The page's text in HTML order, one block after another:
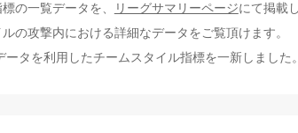
の一覧データを、
リーグサマリーページにて掲載
の攻撃内における詳細なデータをご覧頂けます。
タを利用したチームスタイル指標を一新しました。